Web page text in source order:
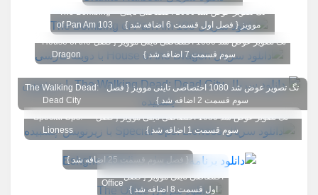
تگ تصویر عوض شد 1080 اختصاصی تاینی
موویز { فصل اول قسمت 6 اضافه شد }
The Bombing
of Pan Am 103
تگ تصویر عوض شد 1080 اختصاصی تاینی موویز { فصل
سوم قسمت 7 اضافه شد }
House of the
Dragon
تگ تصویر عوض شد 1080 اختصاصی تاینی موویز { فصل
سوم قسمت 2 اضافه شد }
The Walking Dead:
Dead City
تگ تصویر عوض شد 1080 اختصاصی تاینی موویز { فصل
سوم قسمت 1 اضافه شد }
Special Ops:
Lioness
{ فصل سوم قسمت 25 اضافه شد }
تگ تصویر عوض شد 1080
اختصاصی تاینی موویز { فصل
اول قسمت 8 اضافه شد }
The
Office